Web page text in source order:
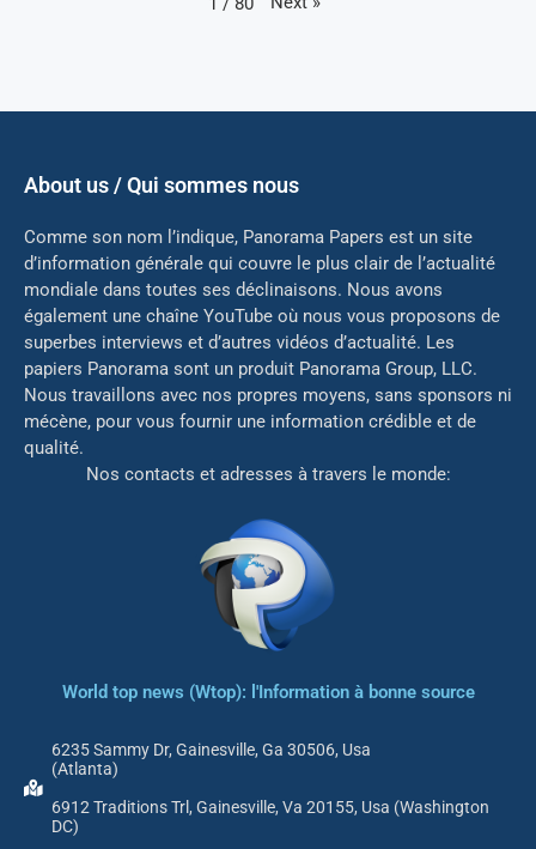
About us / Qui sommes nous
Comme son nom l’indique, Panorama Papers est un site
d’information générale qui couvre le plus clair de l’actualité
mondiale dans toutes ses déclinaisons. Nous avons
également une chaîne YouTube où nous vous proposons de
superbes interviews et d’autres vidéos d’actualité. Les
papiers Panorama sont un produit Panorama Group, LLC.
Nous travaillons avec nos propres moyens, sans sponsors ni
mécène, pour vous fournir une information crédible et de
qualité.
Nos contacts et adresses à travers le monde:
World top news (Wtop): l'Information à bonne source
6235 Sammy Dr, Gainesville, Ga 30506, Usa
(Atlanta)
6912 Traditions Trl, Gainesville, Va 20155, Usa (Washington
DC)